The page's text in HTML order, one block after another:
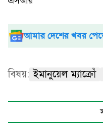
আমার দেশের খবর
বিষয়: ইমানুয়েল ম্যাক্রোঁ